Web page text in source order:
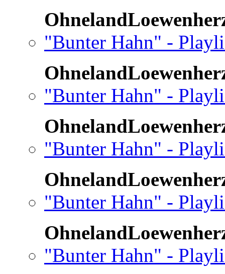
"Bunter Hahn" -
"Bunter Hahn" -
"Bunter Hahn" -
"Bunter Hahn" -
"Bunter Hahn" -